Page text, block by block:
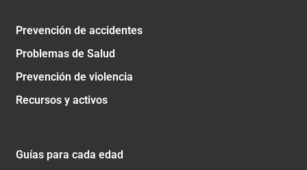
Prevención de accidentes
Problemas de Salud
Prevención de violencia
Recursos y activos
Guías para cada edad